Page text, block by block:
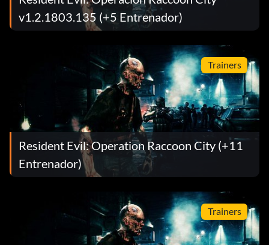
v1.2.1803.135 (+5 Entrenador)
Trainers
Resident Evil: Operation Raccoon City (+11
Entrenador)
Trainers